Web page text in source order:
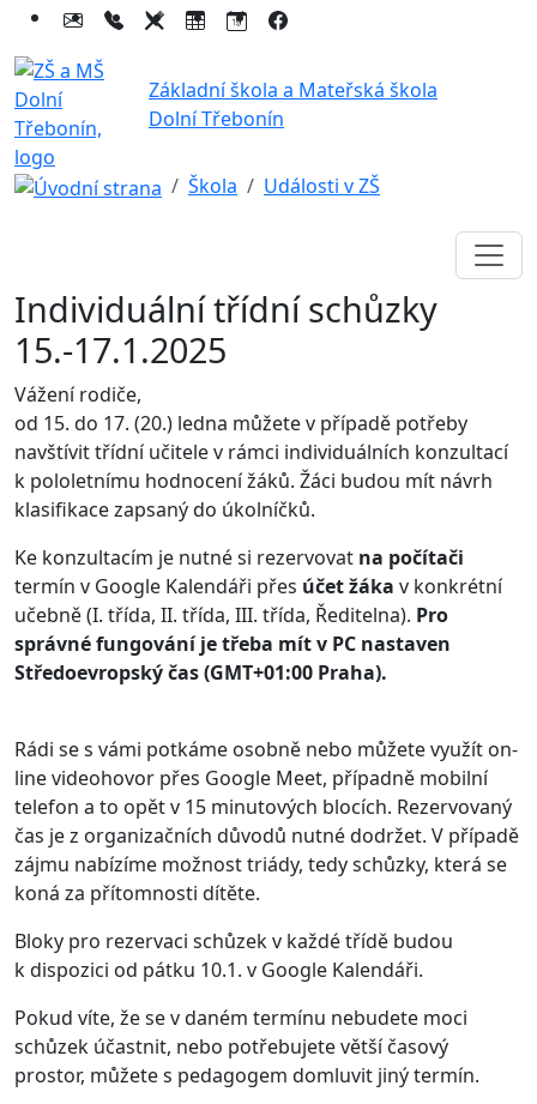
Základní škola a Mateřská škola
Dolní Třebonín
Škola Události v ZŠ
Individuální třídní schůzky
15.-17.1.2025
Vážení rodiče,
od 15. do 17. (20.) ledna můžete v případě potřeby
navštívit třídní učitele v rámci individuálních konzultací
k pololetnímu hodnocení žáků. Žáci budou mít návrh
klasifikace zapsaný do úkolníčků.
Ke konzultacím je nutné si rezervovat na počítači
termín v Google Kalendáři přes účet žáka v konkrétní
učebně (I. třída, II. třída, III. třída, Ředitelna). Pro
správné fungování je třeba mít v PC nastaven
Středoevropský čas (GMT+01:00 Praha).
Rádi se s vámi potkáme osobně nebo můžete využít on-
line videohovor přes Google Meet, případně mobilní
telefon a to opět v 15 minutových blocích. Rezervovaný
čas je z organizačních důvodů nutné dodržet. V případě
zájmu nabízíme možnost triády, tedy schůzky, která se
koná za přítomnosti dítěte.
Bloky pro rezervaci schůzek v každé třídě budou
k dispozici od pátku 10.1. v Google Kalendáři.
Pokud víte, že se v daném termínu nebudete moci
schůzek účastnit, nebo potřebujete větší časový
prostor, můžete s pedagogem domluvit jiný termín.